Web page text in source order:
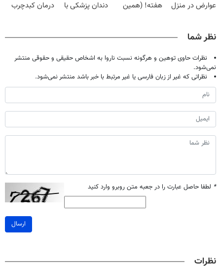
عوارض در منزل
هفته! (همین
دندان پزشکی با
درمان کبدچرب
نظر شما
نظرات حاوی توهین و هرگونه نسبت ناروا به اشخاص حقیقی و حقوقی منتشر
نمی‌شود.
نظراتی که غیر از زبان فارسی یا غیر مرتبط با خبر باشد منتشر نمی‌شود.
* لطفا حاصل عبارت را در جعبه متن روبرو وارد کنید
ارسال
نظرات